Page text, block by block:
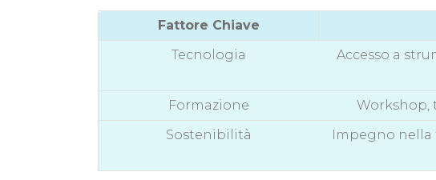
Fattore Chiave
Tecnologia
Accesso a
Formazione
Workshop,
Sostenibilità
Impegno nella